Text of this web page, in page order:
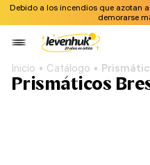
Debido a los incendios que azotan
demorarse
Inicio Catálogo
Prismáticos